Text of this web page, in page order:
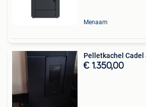
Menaam
Pelletkachel Cadel
€ 1.350,00